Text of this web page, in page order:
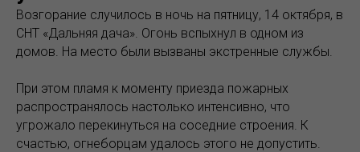
Возгорание случилось в ночь на пятницу, 14 октября, в
СНТ «Дальняя дача». Огонь вспыхнул в одном из
домов. На место были вызваны экстренные службы.
При этом пламя к моменту приезда пожарных
распространялось настолько интенсивно, что
угрожало перекинуться на соседние строения. К
счастью, огнеборцам удалось этого не допустить.